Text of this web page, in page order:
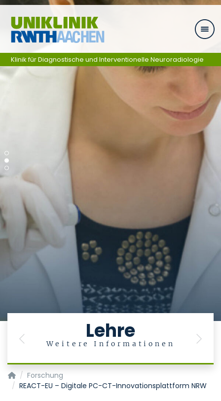
Skip navigation
Lehre
Weitere Informationen
Previous Next
Klinik für Diagnostische und Interventionelle Neuroradiologie
Klinik für Diagnostische und Interventionelle Neuroradiologie
Forschung
REACT-EU – Digitale PC-CT-Innovationsplattform NRW